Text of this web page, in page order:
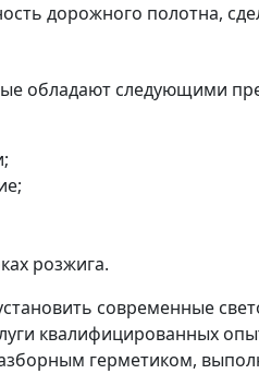
дорожного полотна,
обладают следующими
розжига.
современные
квалифицированных
герметиком,